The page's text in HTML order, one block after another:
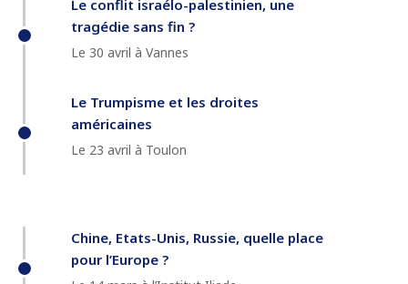
Le conflit israélo-palestinien, une
tragédie sans fin ?
Le 30 avril à Vannes
Le Trumpisme et les droites
américaines
Le 23 avril à Toulon
Chine, Etats-Unis, Russie, quelle place
pour l’Europe ?